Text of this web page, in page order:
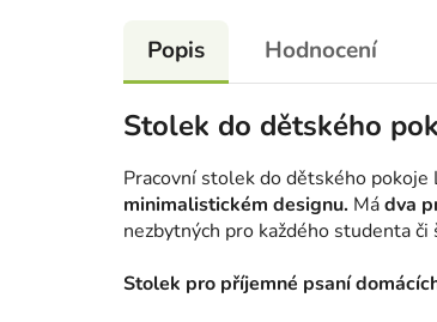
Popis Hodnocení
Stolek do dětského
Pracovní stolek do dětského
minimalistickém designu. Mádva
nezbytných pro každého studenta či
Stolek pro příjemné psaní